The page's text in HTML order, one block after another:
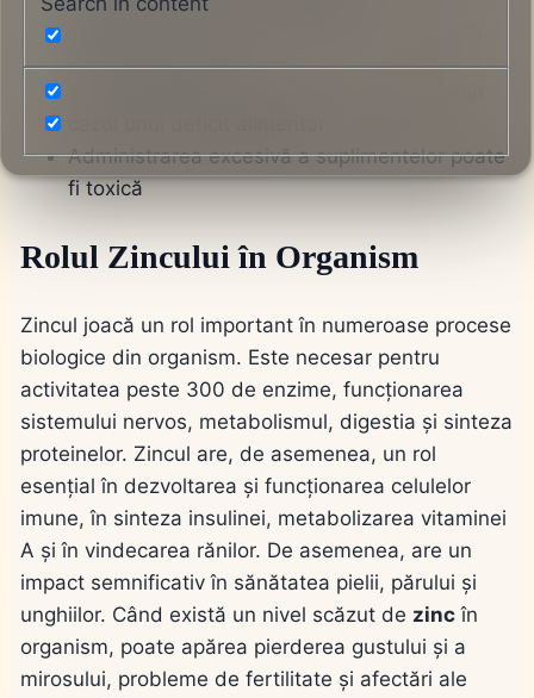
Administrarea excesivă a suplimentelor poate
fi toxică
Rolul Zincului în Organism
Zincul joacă un rol important în numeroase procese
biologice din organism. Este necesar pentru
activitatea peste 300 de enzime, funcționarea
sistemului nervos, metabolismul, digestia și sinteza
proteinelor. Zincul are, de asemenea, un rol
esențial în dezvoltarea și funcționarea celulelor
imune, în sinteza insulinei, metabolizarea vitaminei
A și în vindecarea rănilor. De asemenea, are un
impact semnificativ în sănătatea pielii, părului și
unghiilor. Când există un nivel scăzut de zinc în
organism, poate apărea pierderea gustului și a
mirosului, probleme de fertilitate și afectări ale